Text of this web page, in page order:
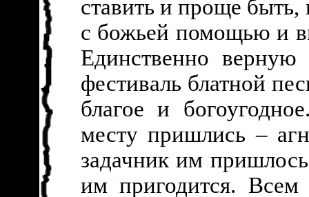
ставить и проще
с божьей помощью и
Единственно
фестиваль блатной
благое и
месту пришлись –
задачник им
им пригодится.